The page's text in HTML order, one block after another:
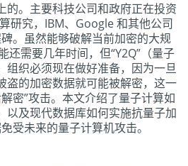
的。主要科技公司和政府正在投资
研究，IBM、Google 和其他公司
。虽然能够破解当前加密的大规
还需要几年时间，但“Y2Q”（量子
组织必须现在做好准备，因为一旦
盗的加密数据就可能被解密，这一
密”攻击。本文介绍了量子计算如
以及现代数据库如何实施抗量子加
受未来的量子计算机攻击。